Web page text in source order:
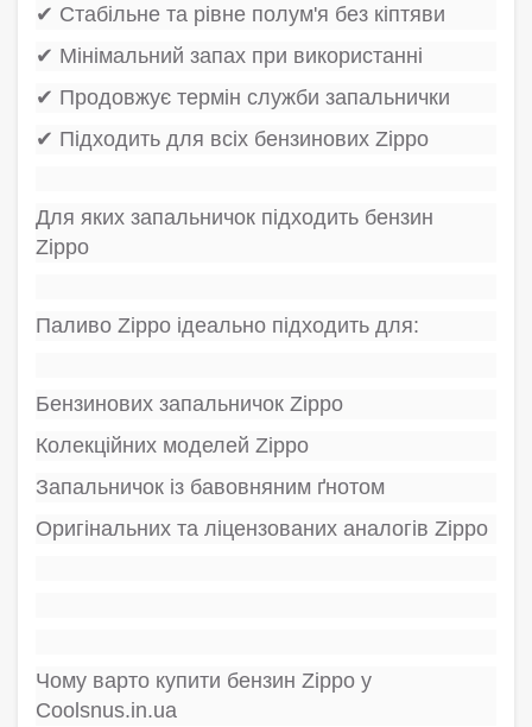
✔ Стабільне та рівне полум'я без кіптяви
✔ Мінімальний запах при використанні
✔ Продовжує термін служби запальнички
✔ Підходить для всіх бензинових Zippo
Для яких запальничок підходить бензин
Zippo
Паливо Zippo ідеально підходить для:
Бензинових запальничок Zippo
Колекційних моделей Zippo
Запальничок із бавовняним ґнотом
Оригінальних та ліцензованих аналогів Zippo
Чому варто купити бензин Zippo у
Coolsnus.in.ua